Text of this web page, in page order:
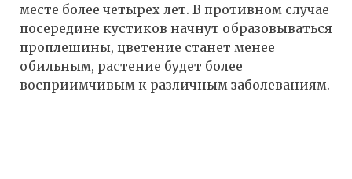
месте более четырех лет. В противном случае
посередине кустиков начнут образовываться
проплешины, цветение станет менее
обильным, растение будет более
восприимчивым к различным заболеваниям.